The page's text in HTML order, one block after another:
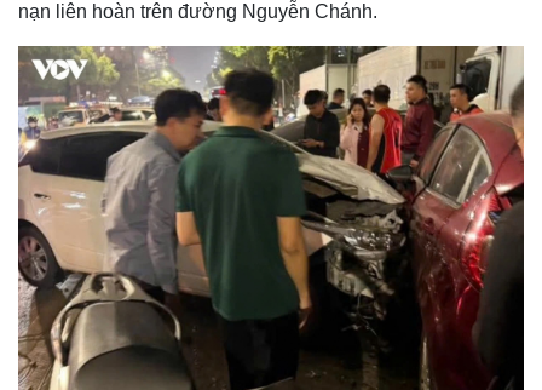
nạn liên hoàn trên đường Nguyễn Chánh.